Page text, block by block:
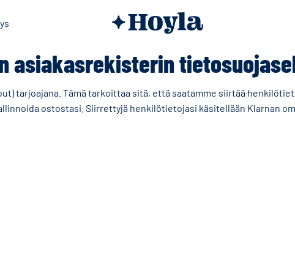
asiakasrekisterin
tarjoajana. Tämä tarkoittaa sitä, että saatamme siirtää
ostostasi. Siirrettyjä henkilötietojasi käsitellään Klarnan